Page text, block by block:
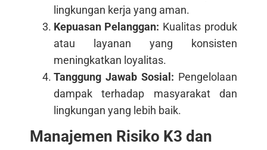
lingkungan kerja yang aman.
Kepuasan Pelanggan: Kualitas produk
atau layanan yang konsisten
meningkatkan loyalitas.
Tanggung Jawab Sosial: Pengelolaan
dampak terhadap masyarakat dan
lingkungan yang lebih baik.
Manajemen Risiko K3 dan